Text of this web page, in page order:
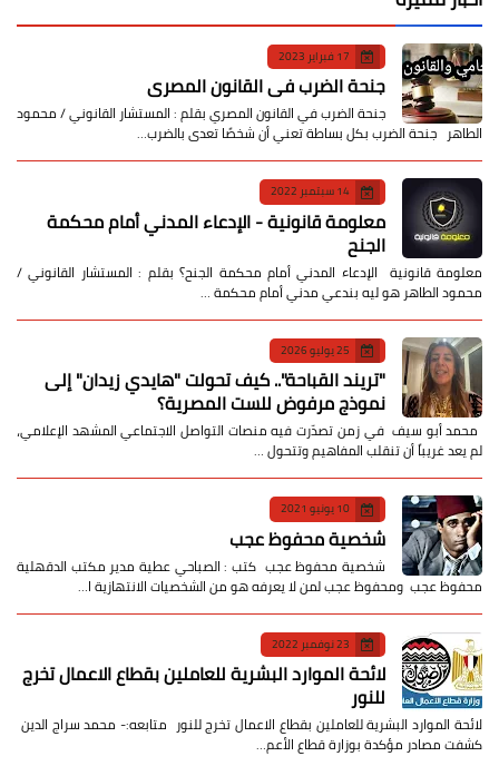
17 فبراير 2023
جنحة الضرب في القانون المصري
جنحة الضرب في القانون المصري بقلم : المستشار القانوني / محمود
الطاهر جنحة الضرب بكل بساطة تعني أن شخصًا تعدى بالضرب…
14 سبتمبر 2022
معلومة قانونية - الإدعاء المدني أمام محكمة
الجنح
معلومة قانونية الإدعاء المدني أمام محكمة الجنح؟ بقلم : المستشار القانوني /
محمود الطاهر هو ليه بندعي مدني أمام محكمة …
25 يوليو 2026
​"تريند القباحة".. كيف تحولت "هايدي زيدان" إلى
نموذج مرفوض للست المصرية؟
​ محمد أبو سيف ​في زمن تصدّرت فيه منصات التواصل الاجتماعي المشهد الإعلامي،
لم يعد غريباً أن تنقلب المفاهيم وتتحول …
10 يونيو 2021
شخصية محفوظ عجب
شخصية محفوظ عجب كتب : الصباحي عطية مدير مكتب الدقهلية
محفوظ عجب ومحفوظ عجب لمن لا يعرفه هو من الشخصيات الانتهازية ا…
23 نوفمبر 2022
لائحة الموارد البشرية للعاملين بقطاع الاعمال تخرج
للنور
لائحة الموارد البشرية للعاملين بقطاع الاعمال تخرج للنور متابعه:- محمد سراج الدين
كشفت مصادر مؤكدة بوزارة قطاع الأعم…